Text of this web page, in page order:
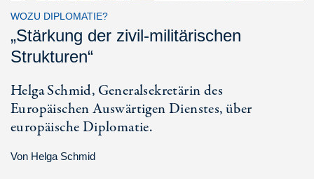
WOZU DIPLOMATIE?
„Stärkung der zivil-militärischen
Strukturen“
Helga Schmid, Generalsekretärin des
Europäischen Auswärtigen Dienstes, über
europäische Diplomatie.
Von Helga Schmid